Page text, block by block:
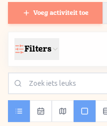
Voeg activiteit toe
Filters